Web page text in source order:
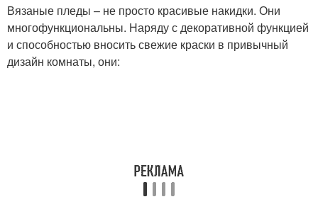
Вязаные пледы – не просто красивые накидки. Они
многофункциональны. Наряду с декоративной функцией
и способностью вносить свежие краски в привычный
дизайн комнаты, они: